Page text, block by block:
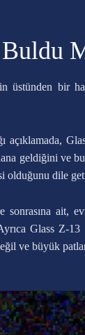
üstünden bir
geldiğini ve
olduğunu dile
ait,
Glass Z-
ve büyük